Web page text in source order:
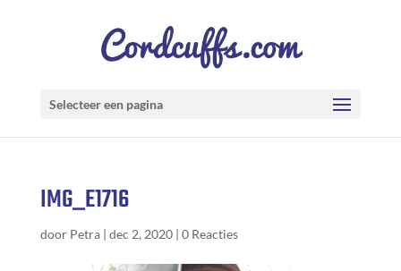
Selecteer een pagina
IMG_E1716
door Petra| dec 2, 2020| 0 Reacties